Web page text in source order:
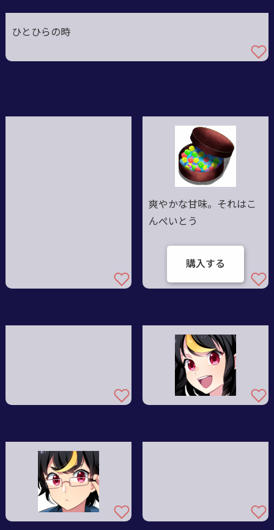
ひとひらの時
爽やかな甘味。それはこ
んぺいとう
購入する